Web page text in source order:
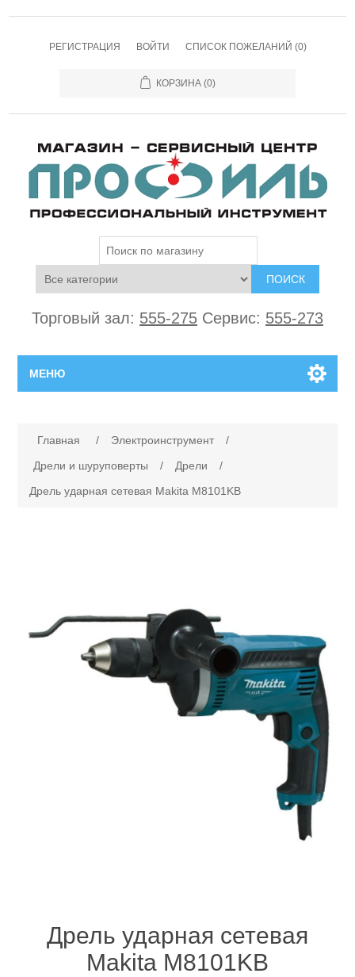
РЕГИСТРАЦИЯ ВОЙТИ СПИСОК ПОЖЕЛАНИЙ (0)
КОРЗИНА (0)
ПОИСК
Торговый зал: 555-275 Сервис: 555-273
МЕНЮ
Ремонт инструмента марки Makita
Ремонт инструмента марки Champion
Производители
Главная / Электроинструмент
/
Дрели и шуруповерты
/ Дрели
/
Дрель ударная сетевая Makita M8101KB
Дрель ударная сетевая
Makita M8101KB